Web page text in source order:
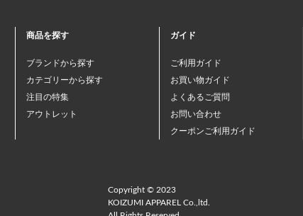
商品を探す
ブランドから探す
カテゴリーから探す
注目の特集
アウトレット
ガイド
ご利用ガイド
お買い物ガイド
よくあるご質問
お問い合わせ
クーポンご利用ガイド
Copyright © 2023
KOIZUMI APPAREL Co.,ltd.